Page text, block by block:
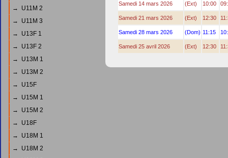
→ U11M 2
→ U11M 3
→ U13F 1
→ U13F 2
→ U13M 1
→ U13M 2
→ U15F
→ U15M 1
→ U15M 2
→ U18F
→ U18M 1
→ U18M 2
Samedi 14 mars 2026
(Ext) 10:00
Samedi 21 mars 2026 (Ext) 12:30
Samedi 28 mars 2026 (Dom) 11:15
Samedi 25 avril 2026 (Ext) 12:30